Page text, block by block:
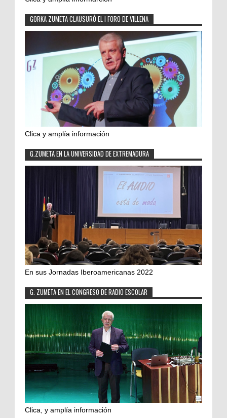
GORKA ZUMETA CLAUSURÓ EL I FORO DE VILLENA
Clica y amplía información
G.ZUMETA EN LA UNIVERSIDAD DE EXTREMADURA
En sus Jornadas Iberoamericanas 2022
G. ZUMETA EN EL CONGRESO DE RADIO ESCOLAR
Clica, y amplía información